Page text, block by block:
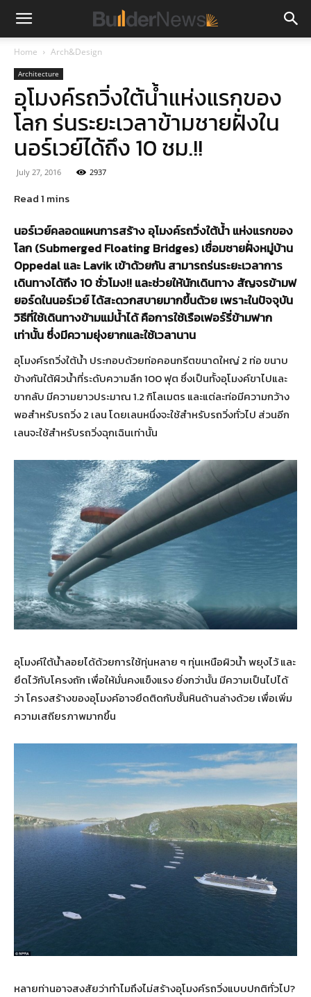
Home Arch&Design
Architecture
อุโมงค์รถวิ่งใต้น้ำแห่งแรกของ
โลก ร่นระยะเวลาข้ามชายฝั่งใน
นอร์เวย์ได้ถึง 10 ชม.!!
July 27, 2016 2937
นอร์เวย์คลอดแผนการสร้าง อุโมงค์รถวิ่งใต้น้ำ แห่งแรกของ
โลก (Submerged Floating Bridges) เชื่อมชายฝั่งหมู่บ้าน
Oppedal และ Lavik เข้าด้วยกัน สามารถร่นระยะเวลาการ
เดินทางได้ถึง 10 ชั่วโมง!! และช่วยให้นักเดินทาง สัญจรข้ามฟ
ยอร์ดในนอร์เวย์ ได้สะดวกสบายมากขึ้นด้วย เพราะในปัจจุบัน
วิธีที่ใช้เดินทางข้ามแม่น้ำได้ คือการใช้เรือเฟอร์รี่ข้ามฟาก
เท่านั้น ซึ่งมีความยุ่งยากและใช้เวลานาน
อุโมงค์รถวิ่งใต้น้ำ ประกอบด้วยท่อคอนกรีตขนาดใหญ่ 2 ท่อ ขนาบ
ข้างกันใต้ผิวน้ำที่ระดับความลึก 100 ฟุต ซึ่งเป็นทั้งอุโมงค์ขาไปและ
ขากลับ มีความยาวประมาณ 1.2 กิโลเมตร และแต่ละท่อมีความกว้าง
พอสำหรับรถวิ่ง 2 เลน โดยเลนหนึ่งจะใช้สำหรับรถวิ่งทั่วไป ส่วนอีก
เลนจะใช้สำหรับรถวิ่งฉุกเฉินเท่านั้น
อุโมงค์ใต้น้ำลอยได้ด้วยการใช้ทุ่นหลาย ๆ ทุ่นเหนือผิวน้ำ พยุงไว้ และ
ยึดไว้กับโครงถัก เพื่อให้มั่นคงแข็งแรง ยิ่งกว่านั้น มีความเป็นไปได้
ว่า โครงสร้างของอุโมงค์อาจยึดติดกับชั้นหินด้านล่างด้วย เพื่อเพิ่ม
ความเสถียรภาพมากขึ้น
หลายท่านอาจสงสัยว่าทำไมถึงไม่สร้างอุโมงค์รถวิ่งแบบปกติทั่วไป?